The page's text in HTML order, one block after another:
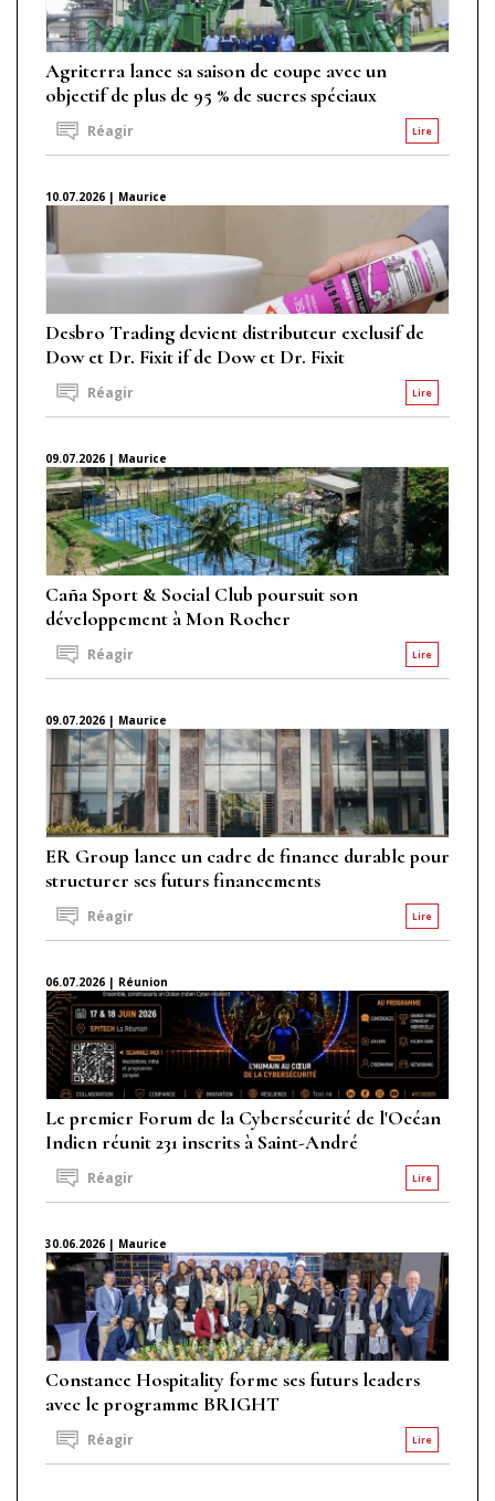
Agriterra lance sa saison de coupe avec un
objectif de plus de 95 % de sucres spéciaux
Lire
Réagir
10.07.2026 | Maurice
Desbro Trading devient distributeur exclusif de
Dow et Dr. Fixit if de Dow et Dr. Fixit
Lire
Réagir
09.07.2026 | Maurice
Caña Sport & Social Club poursuit son
développement à Mon Rocher
Lire
Réagir
09.07.2026 | Maurice
ER Group lance un cadre de finance durable pour
structurer ses futurs financements
Lire
Réagir
06.07.2026 | Réunion
Le premier Forum de la Cybersécurité de l'Océan
Indien réunit 231 inscrits à Saint-André
Lire
Réagir
30.06.2026 | Maurice
Constance Hospitality forme ses futurs leaders
avec le programme BRIGHT
Lire
Réagir